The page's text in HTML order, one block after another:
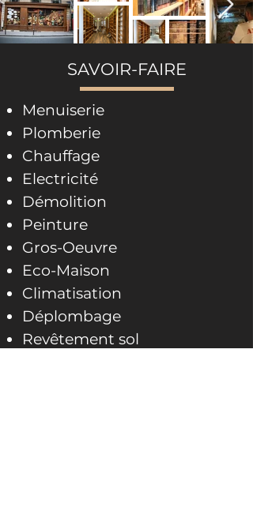
SAVOIR-FAIRE
Menuiserie
Plomberie
Chauffage
Electricité
Démolition
Peinture
Gros-Oeuvre
Eco-Maison
Climatisation
Déplombage
Revêtement sol